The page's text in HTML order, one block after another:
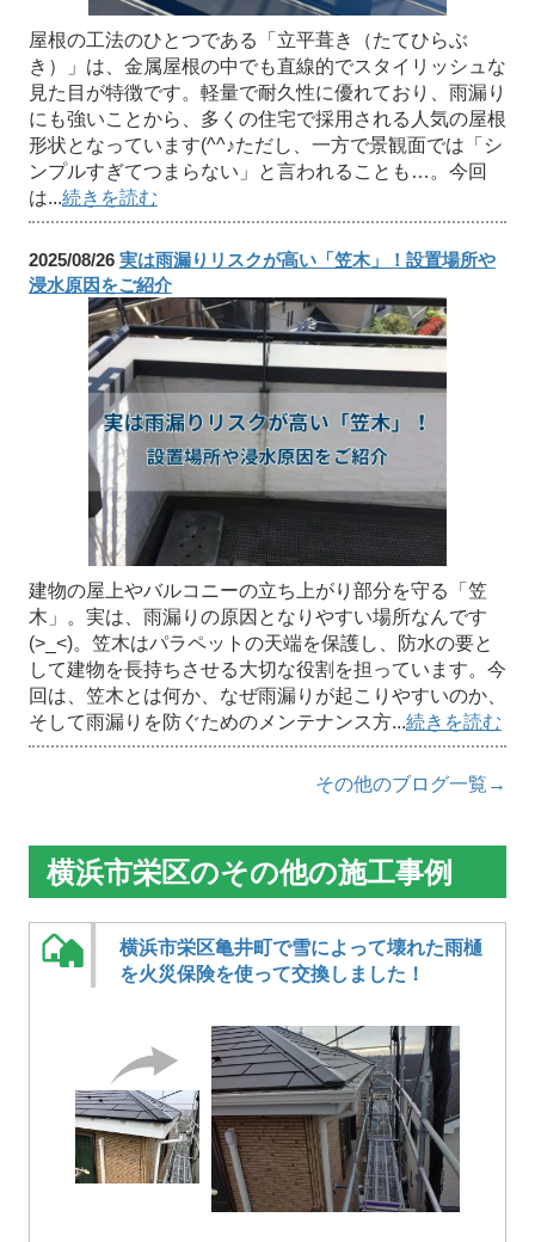
屋根の工法のひとつである「立平葺き（たてひらぶ
き）」は、金属屋根の中でも直線的でスタイリッシュな
見た目が特徴です。軽量で耐久性に優れており、雨漏り
にも強いことから、多くの住宅で採用される人気の屋根
形状となっています(^^♪ただし、一方で景観面では「シ
ンプルすぎてつまらない」と言われることも…。今回
は...続きを読む
2025/08/26 実は雨漏りリスクが高い「笠木」！設置場所や
浸水原因をご紹介
建物の屋上やバルコニーの立ち上がり部分を守る「笠
木」。実は、雨漏りの原因となりやすい場所なんです
(>_<)。笠木はパラペットの天端を保護し、防水の要と
して建物を長持ちさせる大切な役割を担っています。今
回は、笠木とは何か、なぜ雨漏りが起こりやすいのか、
そして雨漏りを防ぐためのメンテナンス方...続きを読む
その他のブログ一覧→
横浜市栄区のその他の施工事例
横浜市栄区亀井町で雪によって壊れた雨樋
を火災保険を使って交換しました！